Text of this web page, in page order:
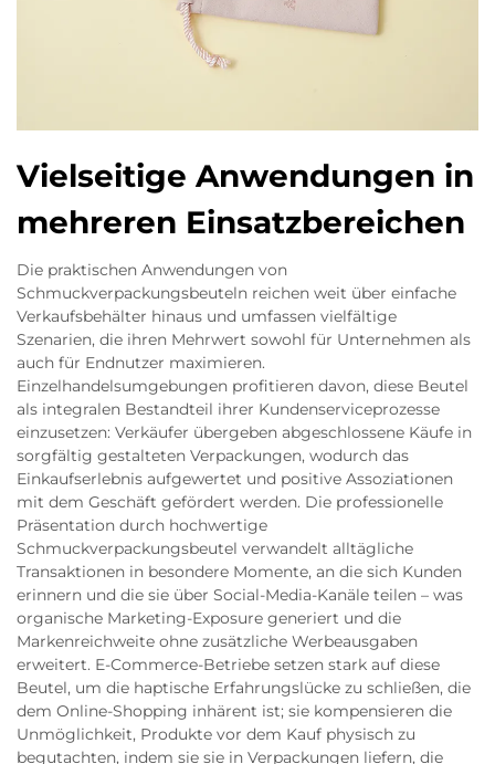
Vielseitige Anwendungen in
mehreren Einsatzbereichen
Die praktischen Anwendungen von
Schmuckverpackungsbeuteln reichen weit über einfache
Verkaufsbehälter hinaus und umfassen vielfältige
Szenarien, die ihren Mehrwert sowohl für Unternehmen als
auch für Endnutzer maximieren.
Einzelhandelsumgebungen profitieren davon, diese Beutel
als integralen Bestandteil ihrer Kundenserviceprozesse
einzusetzen: Verkäufer übergeben abgeschlossene Käufe in
sorgfältig gestalteten Verpackungen, wodurch das
Einkaufserlebnis aufgewertet und positive Assoziationen
mit dem Geschäft gefördert werden. Die professionelle
Präsentation durch hochwertige
Schmuckverpackungsbeutel verwandelt alltägliche
Transaktionen in besondere Momente, an die sich Kunden
erinnern und die sie über Social-Media-Kanäle teilen – was
organische Marketing-Exposure generiert und die
Markenreichweite ohne zusätzliche Werbeausgaben
erweitert. E-Commerce-Betriebe setzen stark auf diese
Beutel, um die haptische Erfahrungslücke zu schließen, die
dem Online-Shopping inhärent ist; sie kompensieren die
Unmöglichkeit, Produkte vor dem Kauf physisch zu
begutachten, indem sie sie in Verpackungen liefern, die